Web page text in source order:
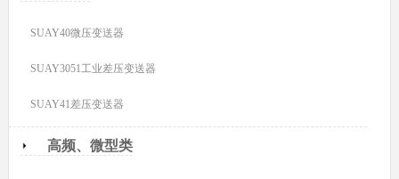
SUAY40微压变送器
SUAY3051工业差压变送器
SUAY41差压变送器
高频、微型类